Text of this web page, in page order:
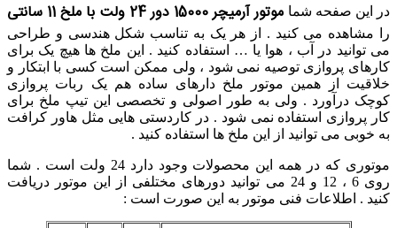
در این صفحه شما موتور آرمیچر 15000 دور 24 ولت با ملخ 11 سانتی
را مشاهده می کنید . از هر یک به تناسب شکل هندسی و طراحی
می توانید در آب ، هوا یا … استفاده کنید . این ملخ ها هیچ یک برای
کارهای پروازی توصیه نمی شود ، ولی ممکن است کسی با ابتکار و
خلاقیت از همین موتور ملخ دارهای ساده هم یک ربات پروازی
کوچک درآورد . ولی به طور اصولی و تخصصی این تیپ ملخ برای
کار پروازی استفاده نمی شود . در کاردستی هایی مثل هاور کرافت
به خوبی می توانید از این ملخ ها استفاده کنید .
موتوری که در همه این محصولات وجود دارد 24 ولت است . شما
روی 6 ، 12 و 24 می توانید دورهای مختلفی از این موتور دریافت
کنید . اطلاعات فنی موتور به این صورت است :